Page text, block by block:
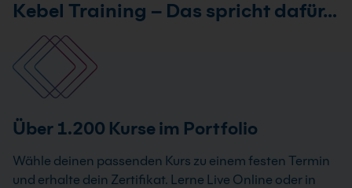
Kebel Training – Das spricht dafür…
Über 1.200 Kurse im Portfolio
Wähle deinen passenden Kurs zu einem festen Termin
und erhalte dein Zertifikat. Lerne Live Online oder in